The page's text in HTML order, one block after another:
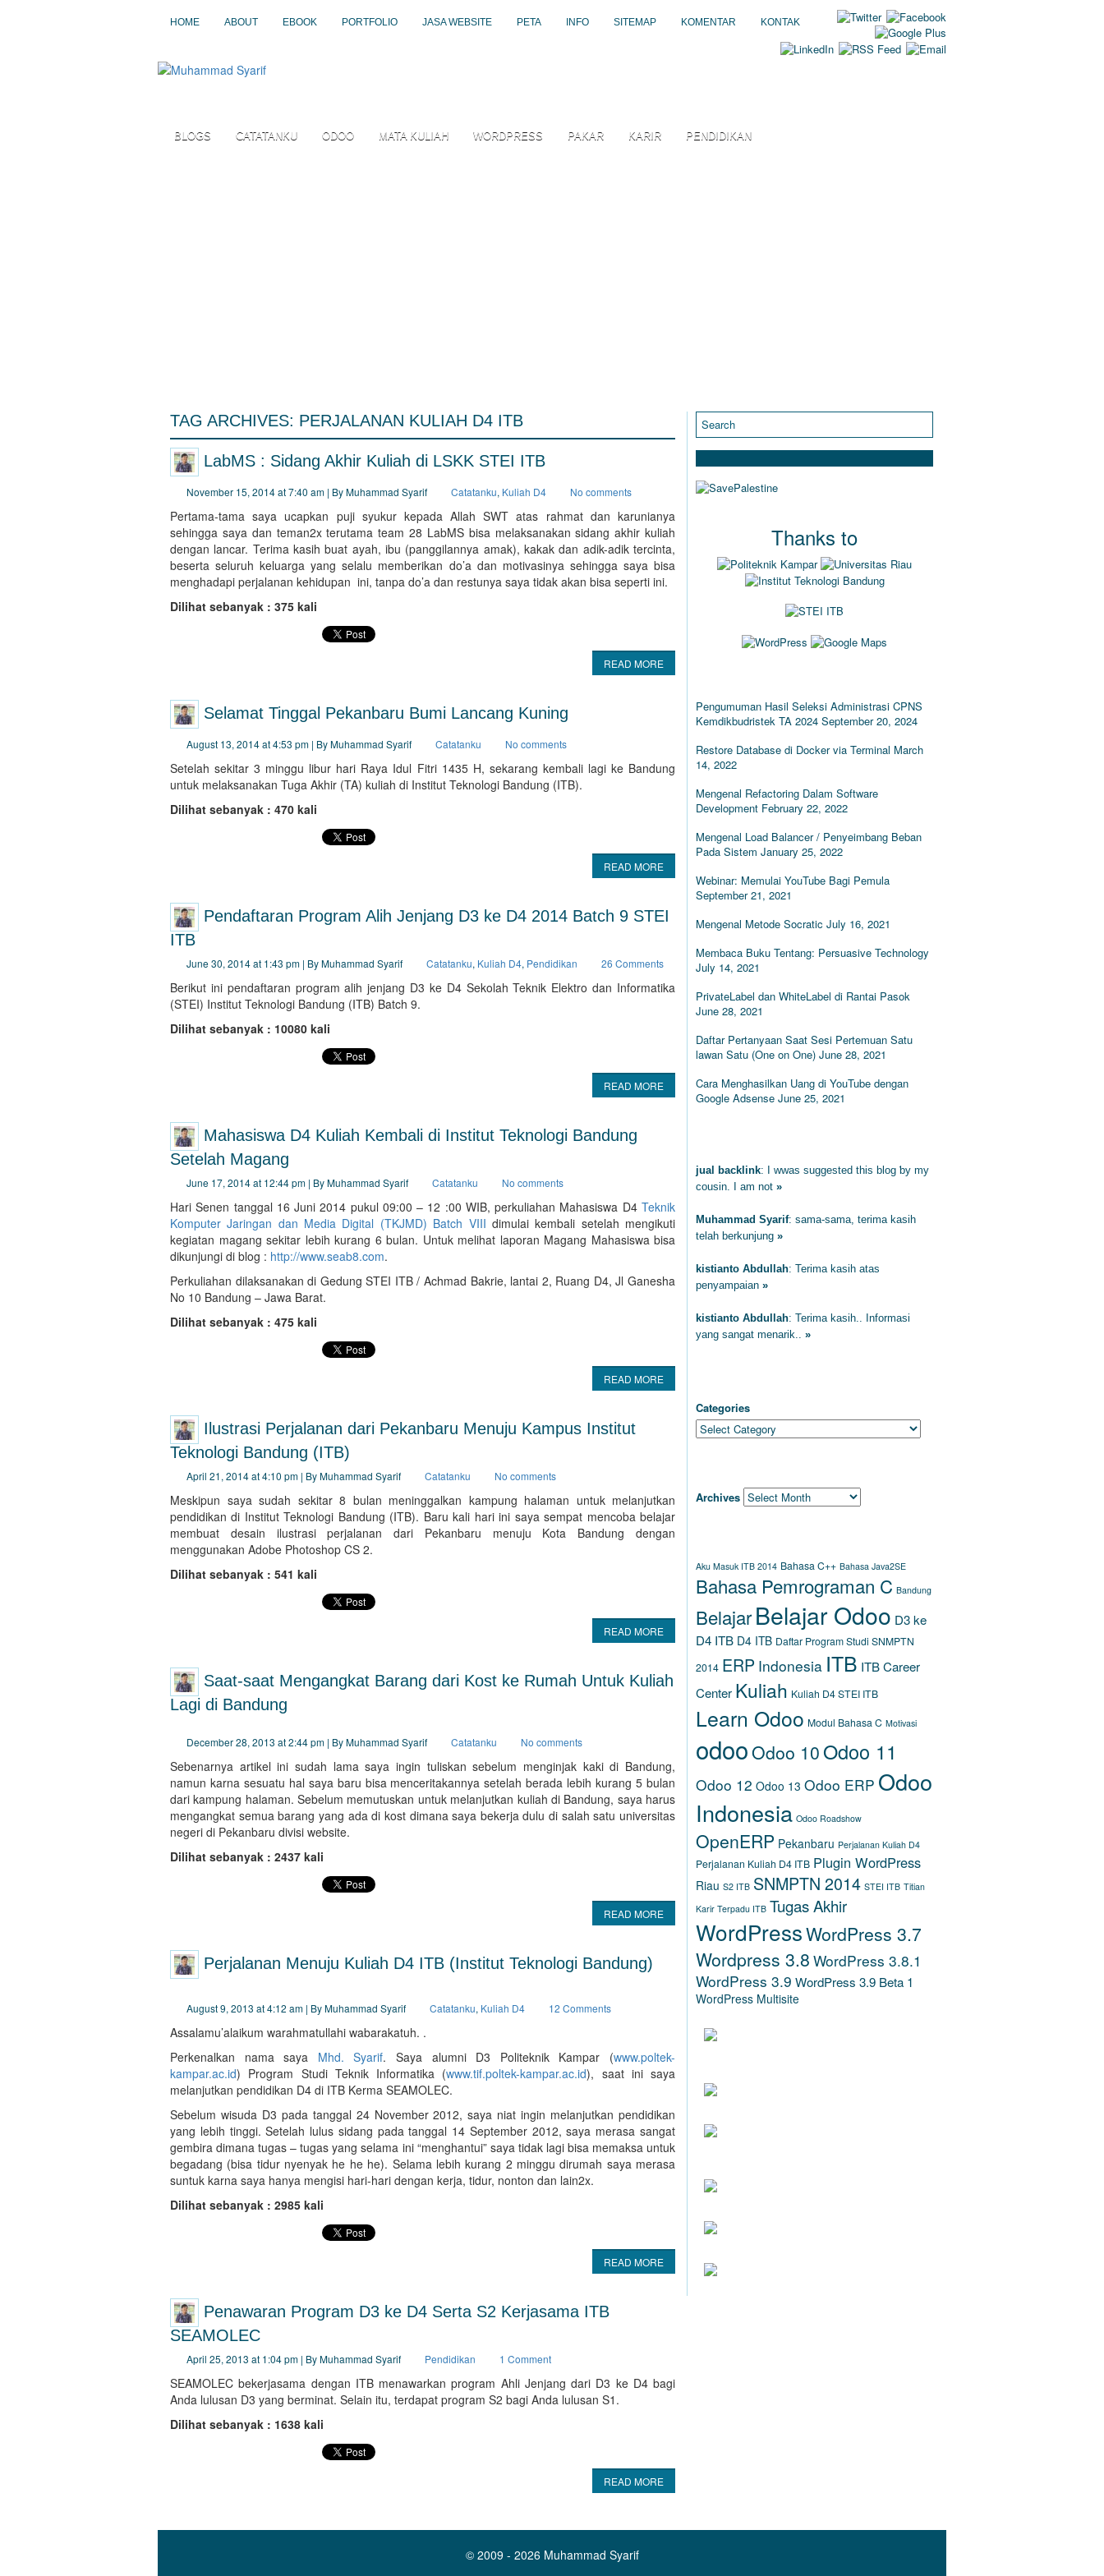
HOME ABOUT EBOOK PORTFOLIO JASA WEBSITE PETA INFO SITEMAP KOMENTAR KONTAK
BLOGS CATATANKU ODOO MATA KULIAH WORDPRESS PAKAR KARIR PENDIDIKAN
TAG ARCHIVES: PERJALANAN KULIAH D4 ITB
LabMS : Sidang Akhir Kuliah di LSKK STEI ITB
November 15, 2014 at 7:40 am | By Muhammad Syarif Catatanku, Kuliah D4 No comments
Pertama-tama saya ucapkan puji syukur kepada Allah SWT atas rahmat dan karunianya
sehingga saya dan teman2x terutama team 28 LabMS bisa melaksanakan sidang akhir kuliah
dengan lancar. Terima kasih buat ayah, ibu (panggilannya amak), kakak dan adik-adik tercinta,
beserta seluruh keluarga yang selalu memberikan do’a dan motivasinya sehingga saya bisa
menghadapi perjalanan kehidupan ini, tanpa do’a dan restunya saya tidak akan bisa seperti ini.
Dilihat sebanyak : 375 kali
READ MORE
Selamat Tinggal Pekanbaru Bumi Lancang Kuning
August 13, 2014 at 4:53 pm | By Muhammad Syarif Catatanku No comments
Setelah sekitar 3 minggu libur hari Raya Idul Fitri 1435 H, sekarang kembali lagi ke Bandung
untuk melaksanakan Tuga Akhir (TA) kuliah di Institut Teknologi Bandung (ITB).
Dilihat sebanyak : 470 kali
READ MORE
Pendaftaran Program Alih Jenjang D3 ke D4 2014 Batch 9 STEI
ITB
June 30, 2014 at 1:43 pm | By Muhammad Syarif Catatanku, Kuliah D4, Pendidikan 26 Comments
Berikut ini pendaftaran program alih jenjang D3 ke D4 Sekolah Teknik Elektro dan Informatika
(STEI) Institut Teknologi Bandung (ITB) Batch 9.
Dilihat sebanyak : 10080 kali
READ MORE
Mahasiswa D4 Kuliah Kembali di Institut Teknologi Bandung
Setelah Magang
June 17, 2014 at 12:44 pm | By Muhammad Syarif Catatanku No comments
Hari Senen tanggal 16 Juni 2014 pukul 09:00 – 12 :00 WIB, perkuliahan Mahasiswa D4 Teknik
Komputer Jaringan dan Media Digital (TKJMD) Batch VIII dimulai kembali setelah mengikuti
kegiatan magang sekitar lebih kurang 6 bulan. Untuk melihat laporan Magang Mahasiswa bisa
dikunjungi di blog : http://www.seab8.com.
Perkuliahan dilaksanakan di Gedung STEI ITB / Achmad Bakrie, lantai 2, Ruang D4, Jl Ganesha
No 10 Bandung – Jawa Barat.
Dilihat sebanyak : 475 kali
READ MORE
Ilustrasi Perjalanan dari Pekanbaru Menuju Kampus Institut
Teknologi Bandung (ITB)
April 21, 2014 at 4:10 pm | By Muhammad Syarif Catatanku No comments
Meskipun saya sudah sekitar 8 bulan meninggalkan kampung halaman untuk melanjutkan
pendidikan di Institut Teknologi Bandung (ITB). Baru kali hari ini saya sempat mencoba belajar
membuat desain ilustrasi perjalanan dari Pekanbaru menuju Kota Bandung dengan
menggunakan Adobe Photoshop CS 2.
Dilihat sebanyak : 541 kali
READ MORE
Saat-saat Mengangkat Barang dari Kost ke Rumah Untuk Kuliah
Lagi di Bandung
December 28, 2013 at 2:44 pm | By Muhammad Syarif Catatanku No comments
Sebenarnya artikel ini sudah lama saya ingin tuliskan sebelum menginjak kaki di Bandung,
namun karna sesuatu hal saya baru bisa menceritakannya setelah berada lebih kurang 5 bulan
dari kampung halaman. Sebelum memutuskan untuk melanjutkan kuliah di Bandung, saya harus
mengangkat semua barang yang ada di kost dimana saya bekerja dulu di salah satu universitas
negeri di Pekanbaru divisi website.
Dilihat sebanyak : 2437 kali
READ MORE
Perjalanan Menuju Kuliah D4 ITB (Institut Teknologi Bandung)
August 9, 2013 at 4:12 am | By Muhammad Syarif Catatanku, Kuliah D4 12 Comments
Assalamu’alaikum warahmatullahi wabarakatuh. .
Perkenalkan nama saya Mhd. Syarif. Saya alumni D3 Politeknik Kampar (www.poltek-
kampar.ac.id) Program Studi Teknik Informatika (www.tif.poltek-kampar.ac.id), saat ini saya
melanjutkan pendidikan D4 di ITB Kerma SEAMOLEC.
Sebelum wisuda D3 pada tanggal 24 November 2012, saya niat ingin melanjutkan pendidikan
yang lebih tinggi. Setelah lulus sidang pada tanggal 14 September 2012, saya merasa sangat
gembira dimana tugas – tugas yang selama ini “menghantui” saya tidak lagi bisa memaksa untuk
begadang (bisa tidur nyenyak he he he). Selama lebih kurang 2 minggu dirumah saya merasa
suntuk karna saya hanya mengisi hari-hari dengan kerja, tidur, nonton dan lain2x.
Dilihat sebanyak : 2985 kali
READ MORE
Penawaran Program D3 ke D4 Serta S2 Kerjasama ITB
SEAMOLEC
April 25, 2013 at 1:04 pm | By Muhammad Syarif Pendidikan 1 Comment
SEAMOLEC bekerjasama dengan ITB menawarkan program Ahli Jenjang dari D3 ke D4 bagi
Anda lulusan D3 yang berminat. Selain itu, terdapat program S2 bagi Anda lulusan S1.
Dilihat sebanyak : 1638 kali
READ MORE
Thanks to
Pengumuman Hasil Seleksi Administrasi CPNS
Kemdikbudristek TA 2024 September 20, 2024
Restore Database di Docker via Terminal March
14, 2022
Mengenal Refactoring Dalam Software
Development February 22, 2022
Mengenal Load Balancer / Penyeimbang Beban
Pada Sistem January 25, 2022
Webinar: Memulai YouTube Bagi Pemula
September 21, 2021
Mengenal Metode Socratic July 16, 2021
Membaca Buku Tentang: Persuasive Technology
July 14, 2021
PrivateLabel dan WhiteLabel di Rantai Pasok
June 28, 2021
Daftar Pertanyaan Saat Sesi Pertemuan Satu
lawan Satu (One on One) June 28, 2021
Cara Menghasilkan Uang di YouTube dengan
Google Adsense June 25, 2021
jual backlink: Ӏ wwas suggested this blog ƅy my
cousin. I am not »
Muhammad Syarif: sama-sama, terima kasih
telah berkunjung »
kistianto Abdullah: Terima kasih atas
penyampaian »
kistianto Abdullah: Terima kasih.. Informasi
yang sangat menarik.. »
Categories
Archives
Aku Masuk ITB 2014 Bahasa C++ Bahasa Java2SE
Bahasa Pemrograman C Bandung
BelajarBelajar Odoo D3 ke
D4 ITB D4 ITB Daftar Program Studi SNMPTN
2014 ERP Indonesia ITB ITB Career
Center Kuliah Kuliah D4 STEI ITB
Learn Odoo Modul Bahasa C Motivasi
odooOdoo 10 Odoo 11
Odoo 12 Odoo 13 Odoo ERP Odoo
Indonesia Odoo Roadshow
OpenERP Pekanbaru Perjalanan Kuliah D4
Perjalanan Kuliah D4 ITB Plugin WordPress
Riau S2 ITB SNMPTN 2014 STEI ITB Titian
Karir Terpadu ITB Tugas Akhir
WordPressWordPress 3.7
Wordpress 3.8 WordPress 3.8.1
WordPress 3.9 WordPress 3.9 Beta 1
WordPress Multisite
© 2009 - 2026 Muhammad Syarif